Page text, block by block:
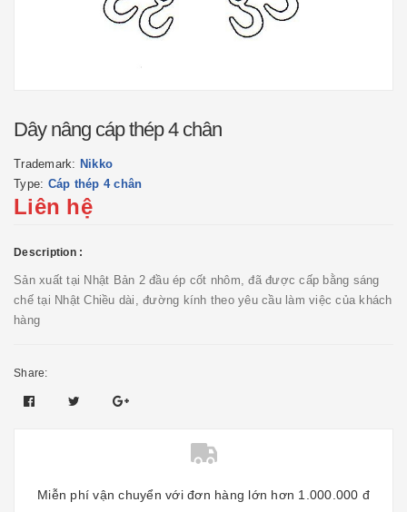
Dây nâng cáp thép 4 chân
Trademark: Nikko
Type: Cáp thép 4 chân
Liên hệ
Description :
Sản xuất tại Nhật Bản 2 đầu ép cốt nhôm, đã được cấp bằng sáng
chế tại Nhật Chiều dài, đường kính theo yêu cầu làm việc của khách
hàng
Share:
Miễn phí vận chuyển với đơn hàng lớn hơn 1.000.000 đ